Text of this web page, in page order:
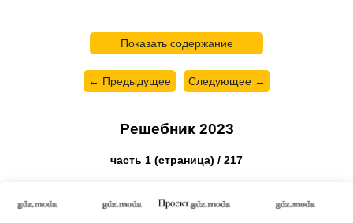
Показать содержание
← Предыдущее Следующее →
Решебник 2023
часть 1 (страница) / 217